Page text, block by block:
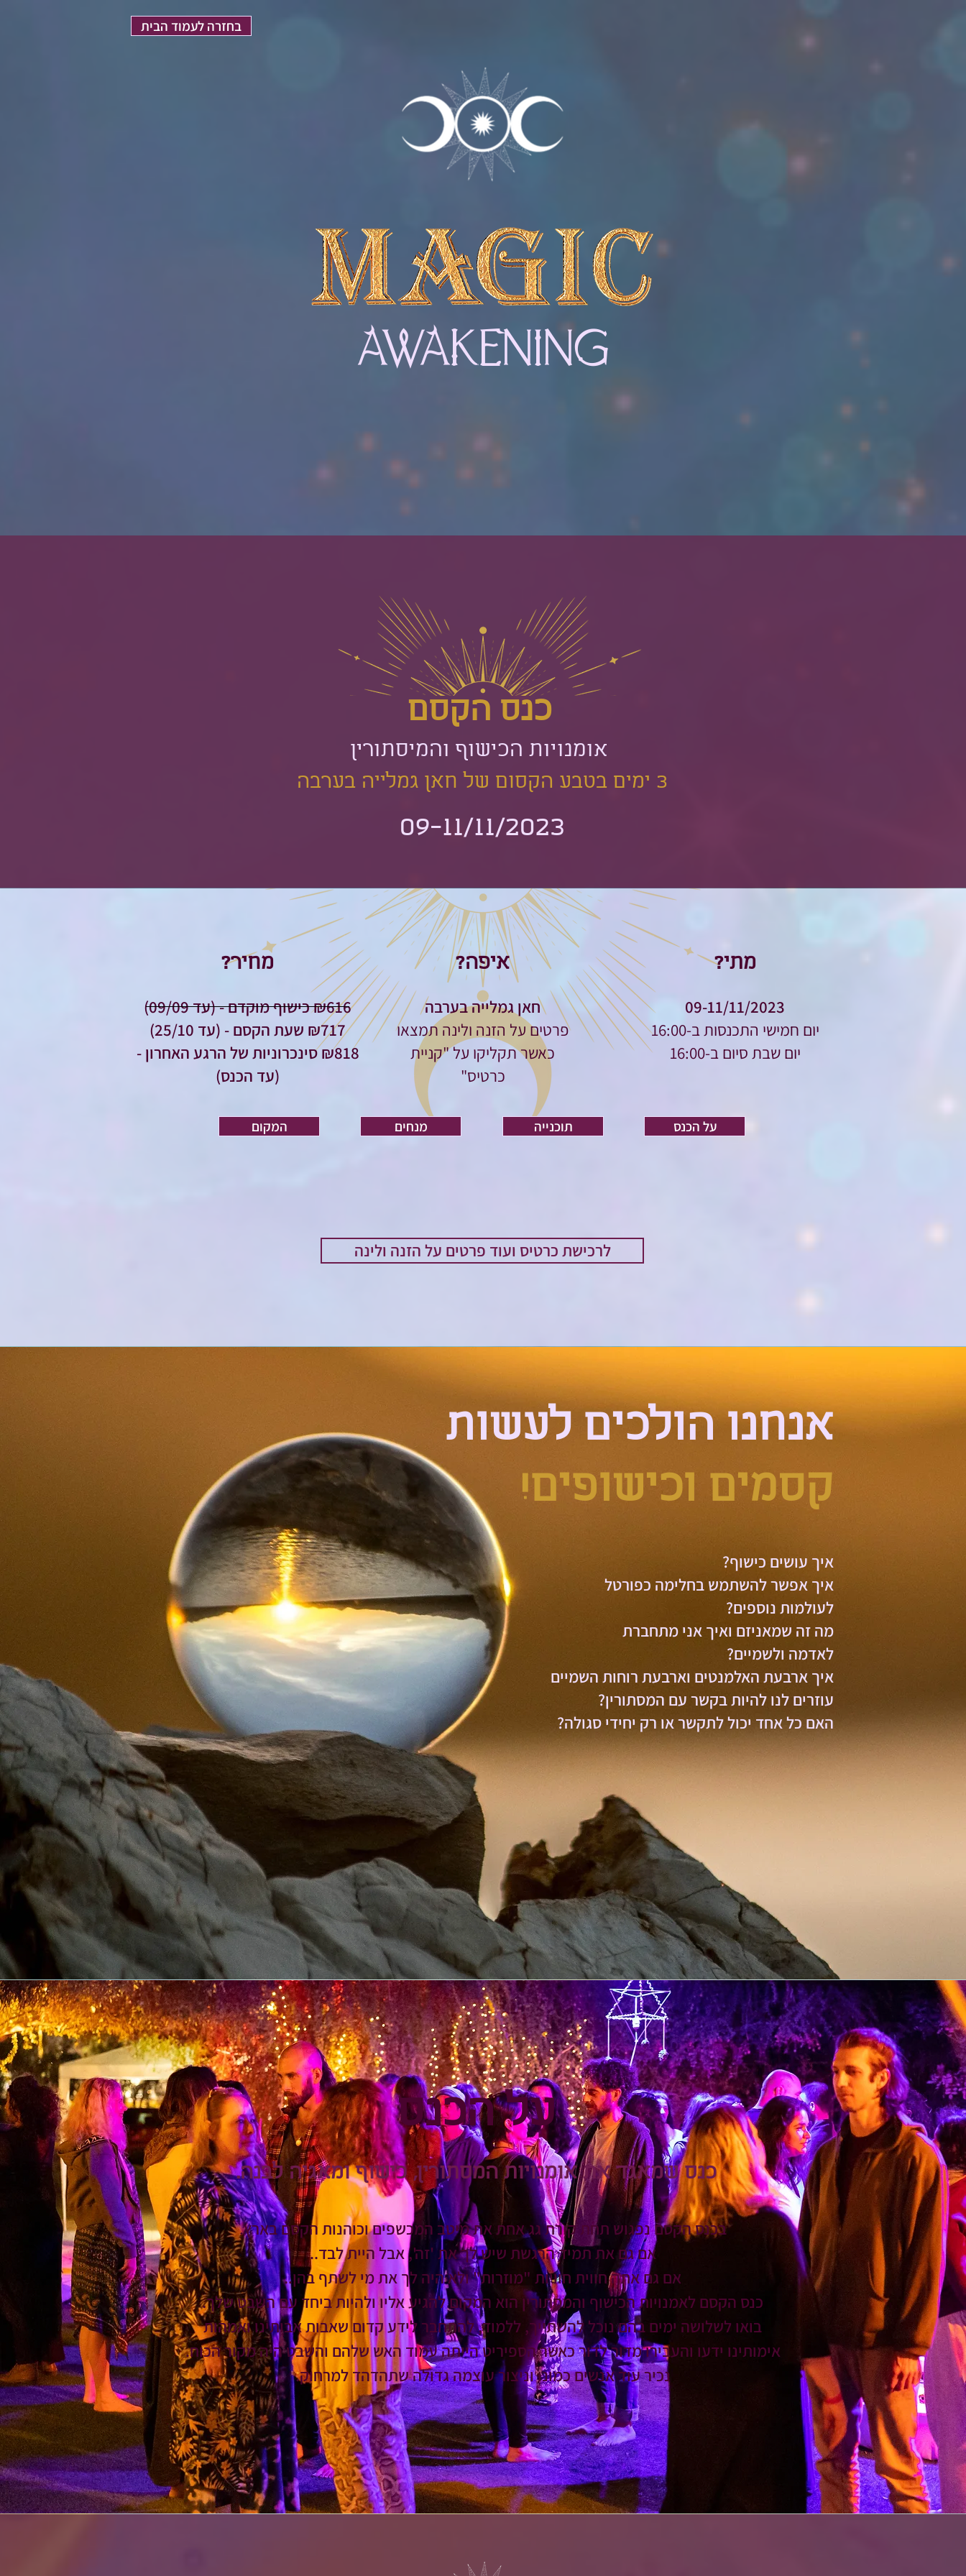
בחזרה לעמוד הבית
AWAKENING
כנס הקסם
אומנויות הכישוף והמיסתורין
3 ימים בטבע הקסום של חאן גמלייה בערבה
09-11/11/2023
מחיר? איפה? מתי?
09-11/11/2023
יום חמישי התכנסות ב-16:00
יום שבת סיום ב-16:00
₪616 כישוף מוקדם - (עד 09/09)
₪717 שעת הקסם - (עד 25/10)
₪818 סינכרוניות של הרגע האחרון -
(עד הכנס)
המקום מנחים תוכנייה
חאן גמלייה בערבה
פרטים על הזנה ולינה תמצאו
כאשר תקליקו על "קניית
כרטיס"
על הכנס
לרכישת כרטיס ועוד פרטים על הזנה ולינה
אנחנו הולכים לעשות
קסמים וכישופים!
איך עושים כישוף?
איך אפשר להשתמש בחלימה כפורטל
לעולמות נוספים?
מה זה שמאניזם ואיך אני מתחברת
לאדמה ולשמיים?
איך ארבעת האלמנטים וארבעת רוחות השמיים
עוזרים לנו להיות בקשר עם המסתורין?
האם כל אחד יכול לתקשר או רק יחידי סגולה?
על הכנס
כנס שמאגד את אומנויות המסתורין, כישוף ומאגיה לבנה.
בכנס הקסם נפגוש תחת קורת גג אחת את מיטב המכשפים וכוהנות הקסם בארץ.
אם גם את תמיד הרגשת שיש לך את 'זה', אבל היית לבד..
אם גם אתה חווית חוויות "מוזרות" ולא היה לך את מי לשתף בהן..
כנס הקסם לאמנויות הכישוף והמסתורין הוא המקום להגיע אליו ולהיות ביחד עם השבט שלך.
בואו לשלושה ימים בהם נוכל להשתייך, ללמוד, להתחבר לידע קדום שאבות אבותינו ואמהות
אימותינו ידעו והעבירו מדור לדור כאשר הספיריט הייתה עמוד האש שלהם והשבט היה מקור הכוח.
נכיר עוד אנשים כמונו וניצור עוצמה גדולה שתהדהד למרחוק.